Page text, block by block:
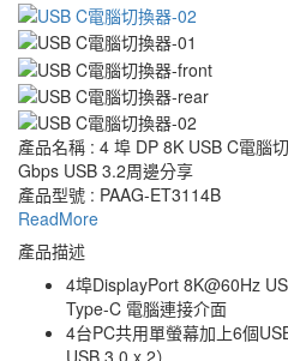
產品名稱 : 4 埠 DP 8K USB C電腦
Gbps USB 3.2周邊分享
產品型號 : PAAG-ET3114B
ReadMore
產品描述
4埠DisplayPort 8K@60Hz
Type-C 電腦連接介面
4台PC共用單螢幕加上6個